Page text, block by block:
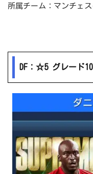
所属チーム：マンチェ
DF：☆5 グレード